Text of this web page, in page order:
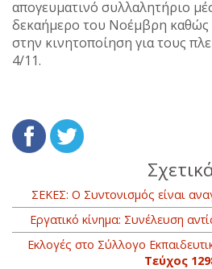
απογευματινό συλλαλητήριο
δεκαήμερο του Νοέμβρη καθώς
στην κινητοποίηση για τους
4/11.
ΣΕΚΕΣ: Ο Συντονισμός είναι
Εργατικό κίνημα: Συνέλευση
Εκλογές στο Σύλλογο
Τεύχος